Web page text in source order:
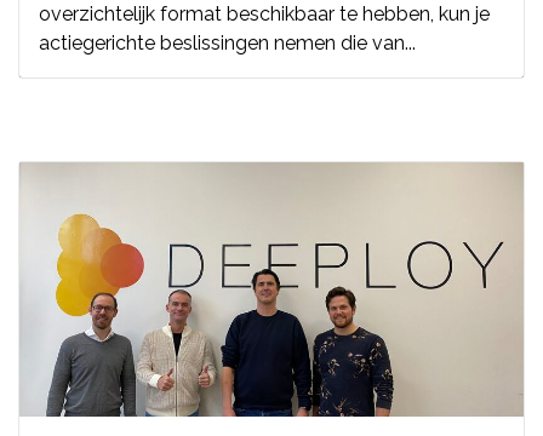
overzichtelijk format beschikbaar te hebben, kun je
actiegerichte beslissingen nemen die van...